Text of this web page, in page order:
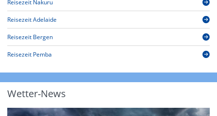
Reisezeit Nakuru
Reisezeit Adelaide
Reisezeit Bergen
Reisezeit Pemba
Wetter-News